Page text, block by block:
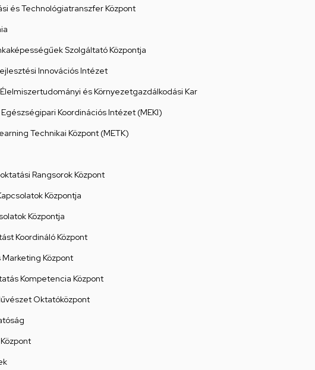
és Technológiatranszfer Központ
Szolgáltató Központja
Innovációs Intézet
és Környezetgazdálkodási Kar
Koordinációs Intézet (MEKI)
Technikai Központ (METK)
Rangsorok Központ
Központja
Központja
Koordináló Központ
Marketing Központ
Kompetencia Központ
Oktatóközpont